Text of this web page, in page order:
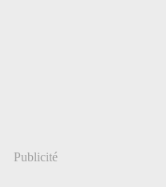
Publicité